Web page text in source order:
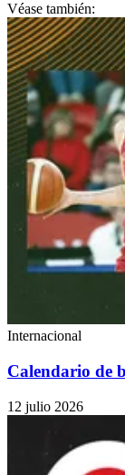
Véase también:
Internacional
Calendario de
12 julio 2026